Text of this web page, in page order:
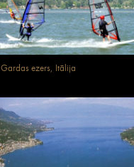
Gardas ezers, Itālija